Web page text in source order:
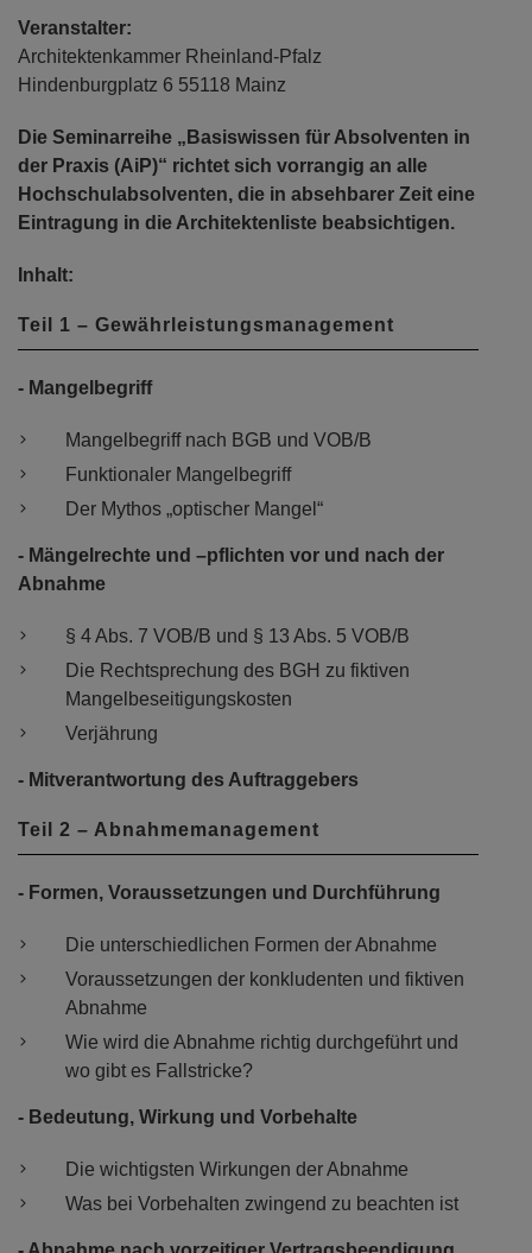
Veranstalter:
Architektenkammer Rheinland-Pfalz
Hindenburgplatz 6 55118 Mainz
Die Seminarreihe „Basiswissen für Absolventen in
der Praxis (AiP)“ richtet sich vorrangig an alle
Hochschulabsolventen, die in absehbarer Zeit eine
Eintragung in die Architektenliste beabsichtigen.
Inhalt:
Teil 1 – Gewährleistungsmanagement
- Mangelbegriff
Mangelbegriff nach BGB und VOB/B
Funktionaler Mangelbegriff
Der Mythos „optischer Mangel“
- Mängelrechte und –pflichten vor und nach der
Abnahme
§ 4 Abs. 7 VOB/B und § 13 Abs. 5 VOB/B
Die Rechtsprechung des BGH zu fiktiven
Mangelbeseitigungskosten
Verjährung
- Mitverantwortung des Auftraggebers
Teil 2 – Abnahmemanagement
- Formen, Voraussetzungen und Durchführung
Die unterschiedlichen Formen der Abnahme
Voraussetzungen der konkludenten und fiktiven
Abnahme
Wie wird die Abnahme richtig durchgeführt und
wo gibt es Fallstricke?
- Bedeutung, Wirkung und Vorbehalte
Die wichtigsten Wirkungen der Abnahme
Was bei Vorbehalten zwingend zu beachten ist